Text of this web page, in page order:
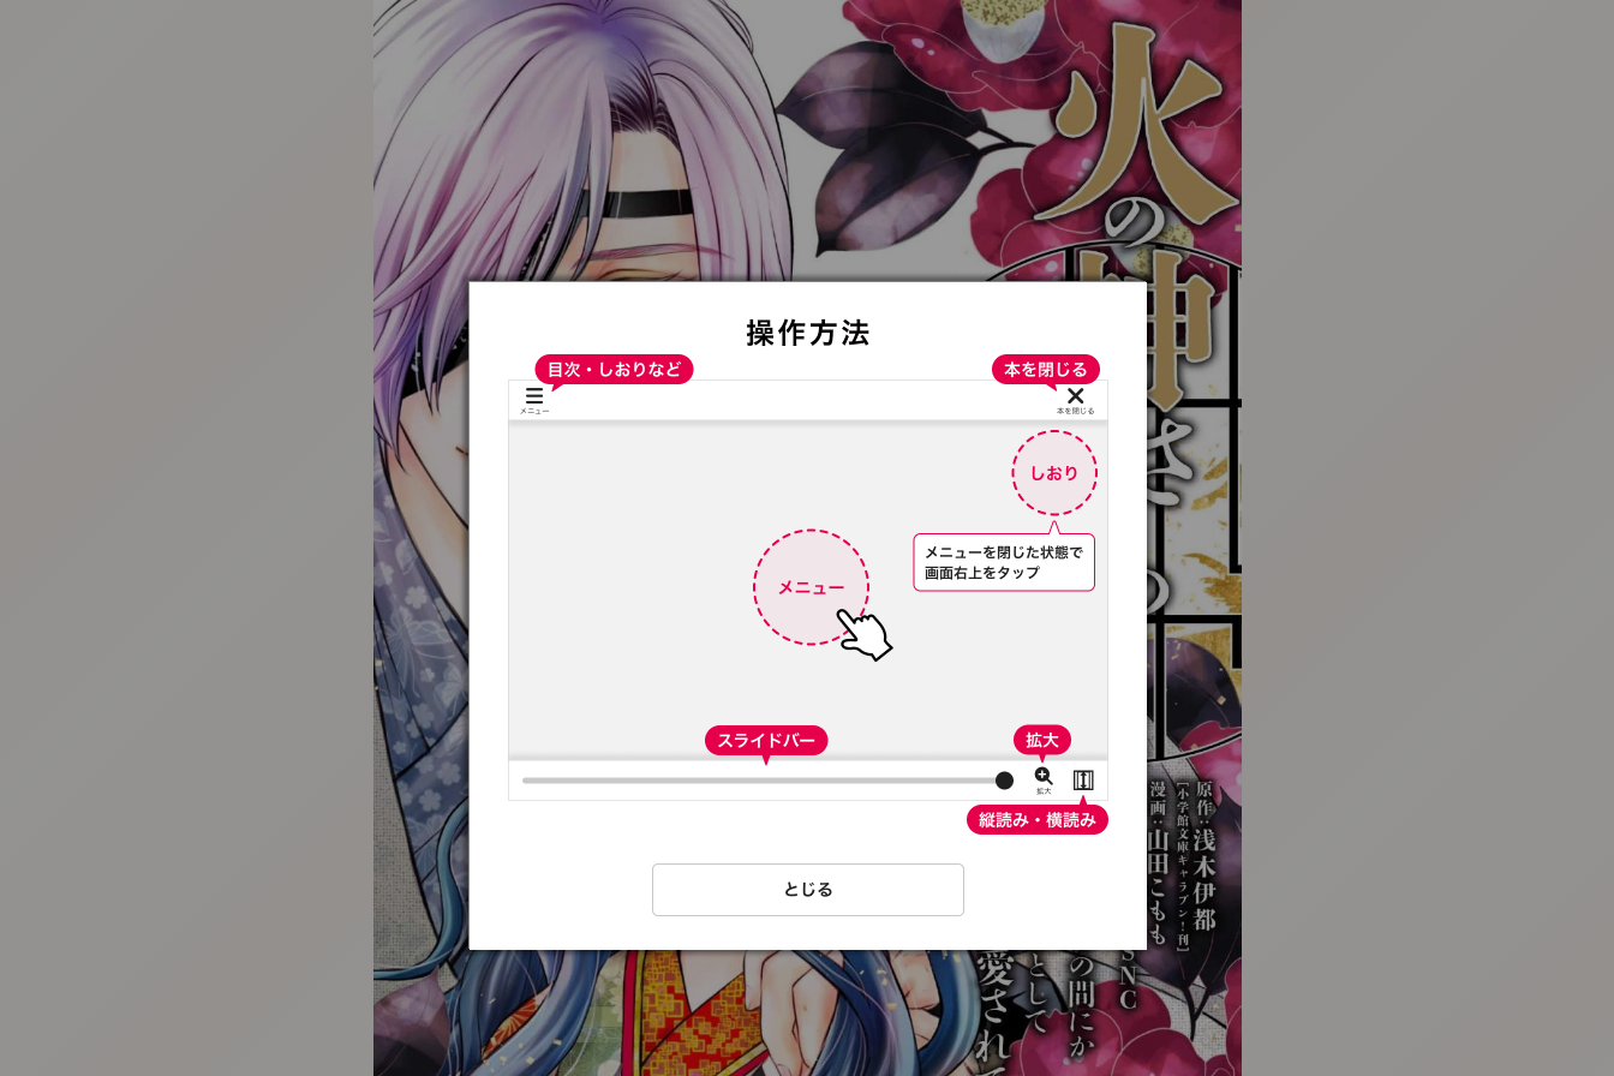
:692.15.692.691:t-vnqp.lunrzsdszk.vn.oi
:692.15.692.691:t-vnqp.lunrzsdszk.vn.oi :692.15.692.691:t-vnqp.lunrzsdszk.vn.oi